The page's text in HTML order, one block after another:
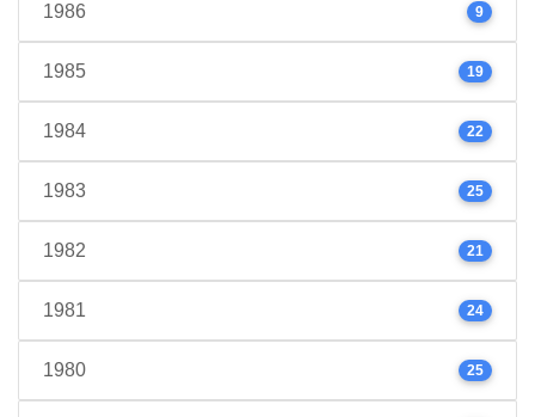
1986 9
1985 19
1984 22
1983 25
1982 21
1981 24
1980 25